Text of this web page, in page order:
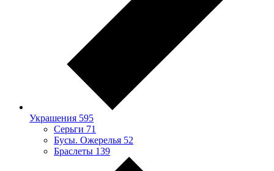
Украшения 595
Серьги 71
Бусы. Ожерелья 52
Браслеты 139